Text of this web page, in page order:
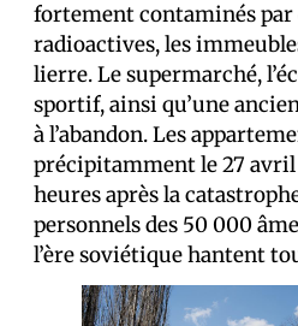
fortement contaminés par
radioactives, les
lierre. Le supermarché,
sportif, ainsi qu’une
à l’abandon. Les
précipitamment le 27 avril
heures après la
personnels des 50 000
l’ère soviétique hantent